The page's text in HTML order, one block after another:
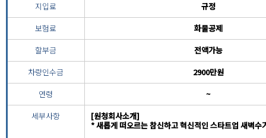
지입료
규정
보험료
화물공제
할부금
전액가능
차량인수금
2900만원
연령
~
세부사항
[원청회사소개]
* 새롭게 떠오르는 참신하고 혁신적인 스타트업 새벽수